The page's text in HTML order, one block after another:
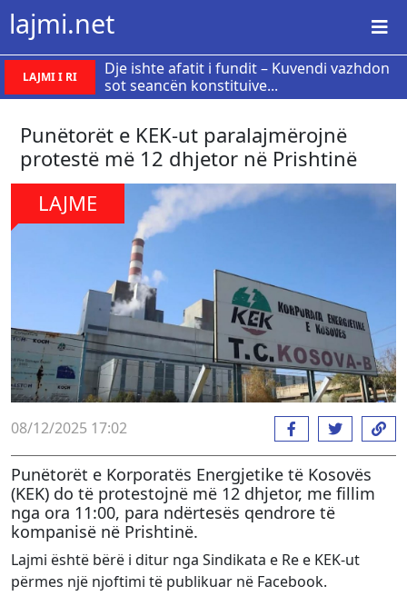
lajmi.net
LAJMI I RI
Dje ishte afatit i fundit – Kuvendi vazhdon
sot seancën konstituive...
Punëtorët e KEK-ut paralajmërojnë
protestë më 12 dhjetor në Prishtinë
LAJME
08/12/2025 17:02
Punëtorët e Korporatës Energjetike të Kosovës
(KEK) do të protestojnë më 12 dhjetor, me fillim
nga ora 11:00, para ndërtesës qendrore të
kompanisë në Prishtinë.
Lajmi është bërë i ditur nga Sindikata e Re e KEK-ut
përmes një njoftimi të publikuar në Facebook.